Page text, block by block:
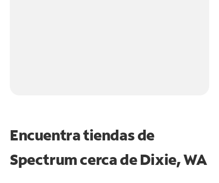
Encuentra tiendas de
Spectrum cerca deDixie, WA